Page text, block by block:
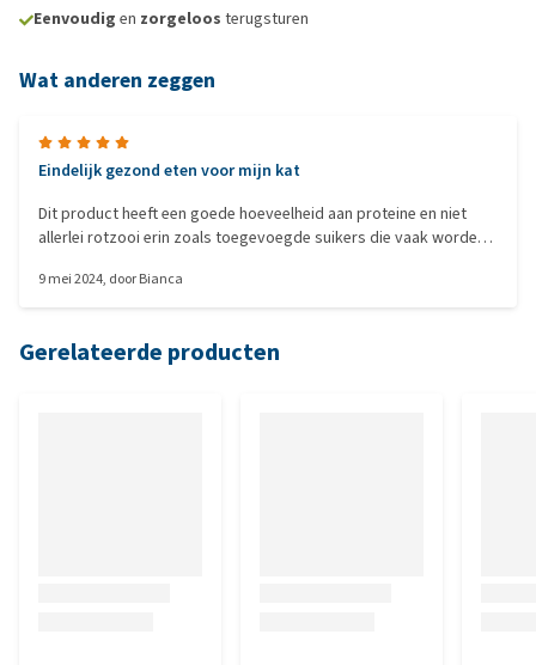
Eenvoudig en zorgeloos terugsturen
Wat anderen zeggen
Eindelijk gezond eten voor mijn kat
Dit product heeft een goede hoeveelheid aan proteine en niet
allerlei rotzooi erin zoals toegevoegde suikers die vaak worden
kat.
9 mei 2024, doorBianca
Gerelateerde producten